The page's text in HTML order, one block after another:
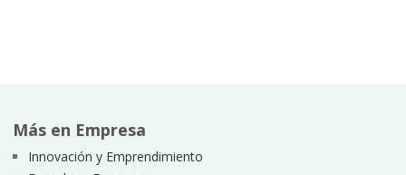
Más en Empresa
Innovación y Emprendimiento